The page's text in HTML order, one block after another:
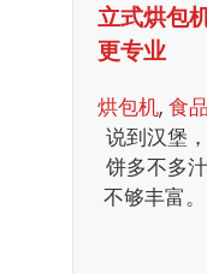
立式烘包
更专业
烘包机, 食
说到汉堡
饼多不多
不够丰富